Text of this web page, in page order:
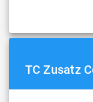
TC Zusatz